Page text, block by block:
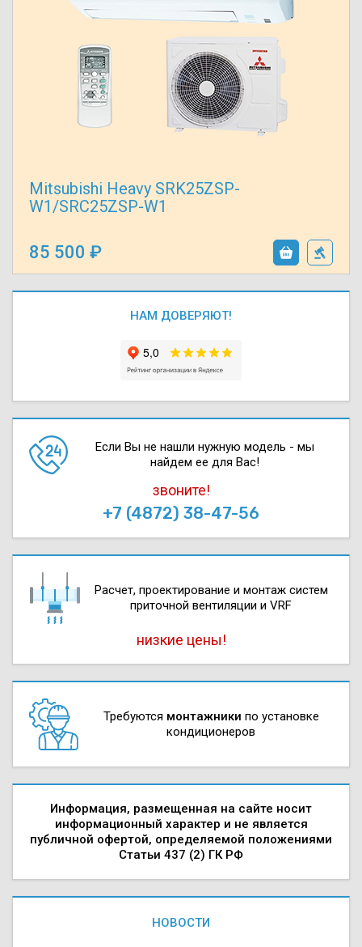
Mitsubishi Heavy SRK25ZSP-
W1/SRC25ZSP-W1
85 500
НАМ ДОВЕРЯЮТ!
Если Вы не нашли нужную модель - мы
найдем ее для Вас!
звоните!
+7 (4872) 38-47-56
Расчет, проектирова­ние и монтаж систем
приточной вентиляции и VRF
низкие цены!
Требуются монтажники по установке
кондиционеров
Информация, размещенная на сайте носит
информационный характер и не является
публичной офертой, определяемой положениями
Статьи 437 (2) ГК РФ
НОВОСТИ
Осушители
Wi-Fi модуля
отработанном